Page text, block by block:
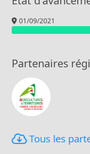
01/09/2021
Partenaires
Tous les